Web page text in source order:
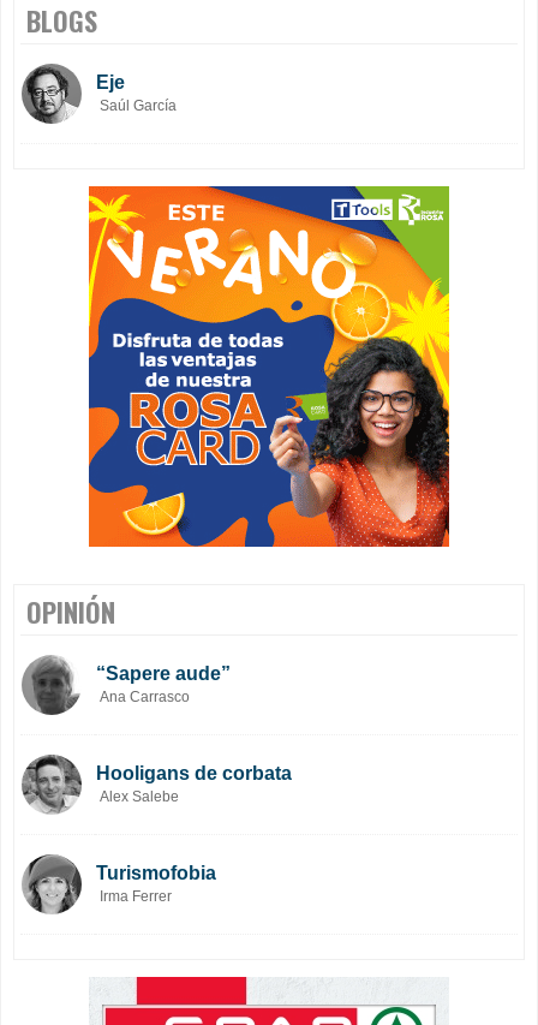
BLOGS
Eje
Saúl García
OPINIÓN
“Sapere aude”
Ana Carrasco
Hooligans de corbata
Alex Salebe
Turismofobia
Irma Ferrer